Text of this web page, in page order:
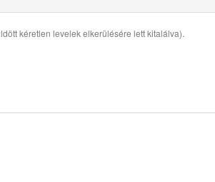
kéretlen levelek elkerülésére lett kitalálva).